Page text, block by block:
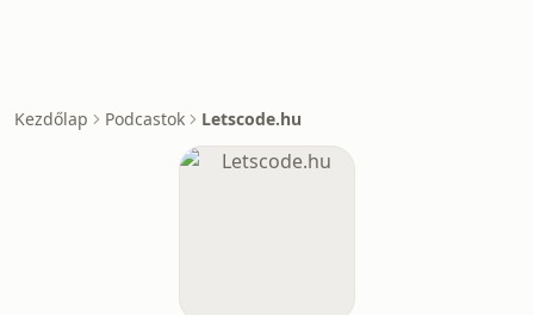
Kezdőlap Podcastok Letscode.hu